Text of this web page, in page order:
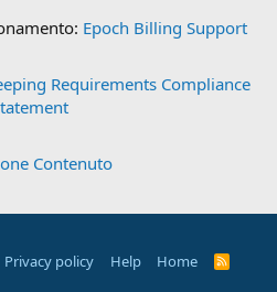
Epoch Billing Support
Requirements Compliance
Contenuto
Privacy policy Help Home
R